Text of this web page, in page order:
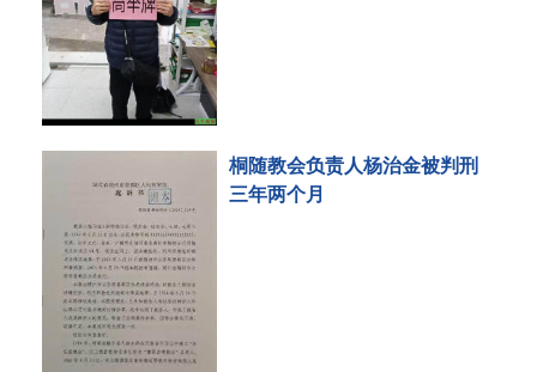
桐随教会负责人杨治金被判刑
三年两个月